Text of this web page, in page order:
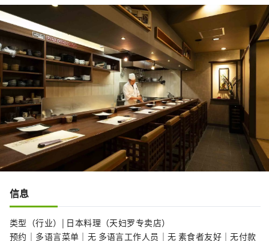
信息
类型（行业）| 日本料理（天妇罗专卖店）
预约｜多语言菜单｜无 多语言工作人员｜无 素食者友好｜无付款